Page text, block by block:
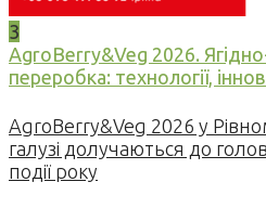
3
AgroBerry&Veg 2026.
переробка: технології,
AgroBerry&Veg 2026 у
галузі долучаються до
події року